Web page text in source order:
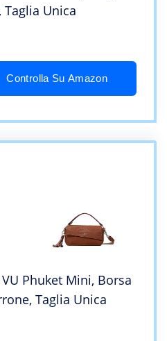
Unica
Controlla Su Amazon
Phuket Mini, Borsa
Taglia Unica